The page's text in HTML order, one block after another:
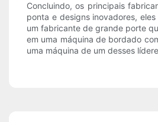
Concluindo, os principais
ponta e designs inovadores,
um fabricante de grande porte
em uma máquina de bordado
uma máquina de um desses